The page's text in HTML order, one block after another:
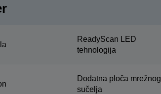
ReadyScan LED
tehnologija
Dodatna ploča mrežnog
sučelja